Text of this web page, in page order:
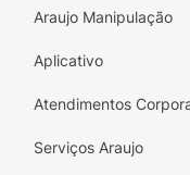
Araujo Manipulação
Aplicativo
Atendimentos
Serviços Araujo